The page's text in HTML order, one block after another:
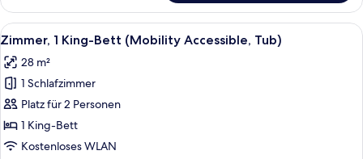
Mehrere
Betten
(Hearing
Alle
Fotos
für
Zimmer,
1 King-
Bett
(Mobility
Ein Hotelzimmer mit Bett,
5
Zimmer, 1 King-Bett (Mobility Accessible, Tub)
28 m²
1 Schlafzimmer
Platz für 2 Personen
1 King-Bett
Kostenloses WLAN